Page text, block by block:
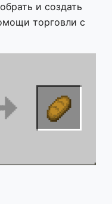
и создать
торговли с